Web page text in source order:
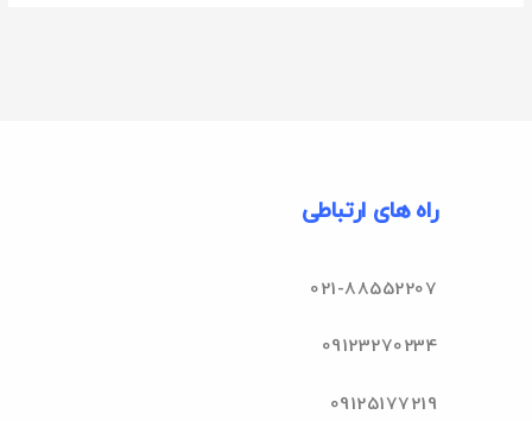
راه های ارتباطی
021-88552207
09123270234
09125177219